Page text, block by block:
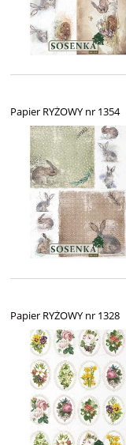
Papier RYŻOWY nr 1354
Papier RYŻOWY nr 1328